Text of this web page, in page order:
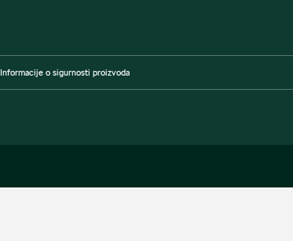
Informacije o sigurnosti proizvoda